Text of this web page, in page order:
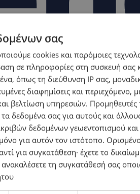
σας
cookies και παρόμοιες
σε πληροφορίες στη συσκευή σας
όπως τη διεύθυνση IP σας,
διαφημίσεις και περιεχόμενο,
βελτίωση υπηρεσιών. Προμηθευτές
τα δεδομένα σας για αυτούς και
δεδομένων γεωεντοπισμού
για αυτόν τον ιστότοπο.
για συγκατάθεση· έχετε το
τη συγκατάθεσή σας